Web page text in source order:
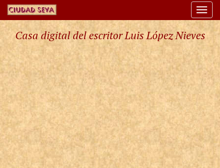
Casa digital del escritor Luis López Nieves